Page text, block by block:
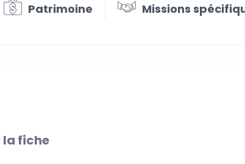
Patrimoine Missions
fiche